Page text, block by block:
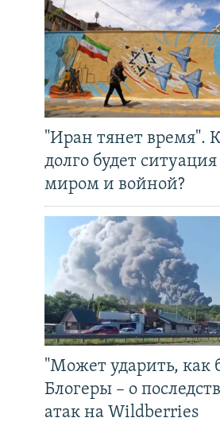
"Иран тянет время".
долго будет
миром и войной?
"Может ударить, как
Блогеры – о
атак на Wildberries